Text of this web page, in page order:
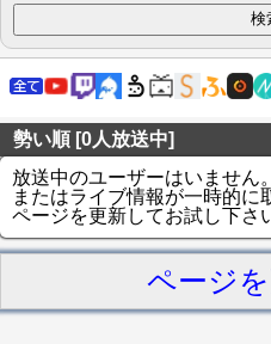
勢い順 [0人放送中]
放送中のユーザーはいません。
またはライブ情報が一時的に
ページを更新してお試し下さ
ページ